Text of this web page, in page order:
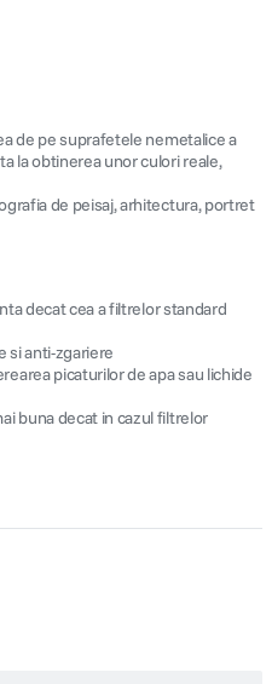
de pe suprafetele nemetalice a
la obtinerea unor culori reale,
de peisaj, arhitectura, portret
decat cea a filtrelor standard
si anti-zgariere
picaturilor de apa sau lichide
buna decat in cazul filtrelor